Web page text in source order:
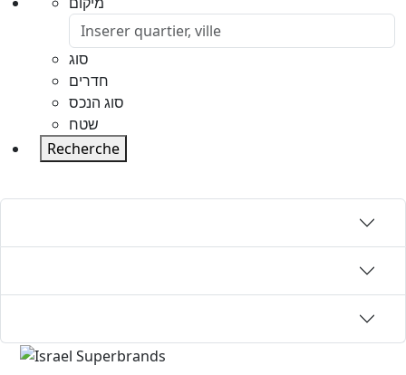
סוג
חדרים
סוג הנכס
שטח
Recherche